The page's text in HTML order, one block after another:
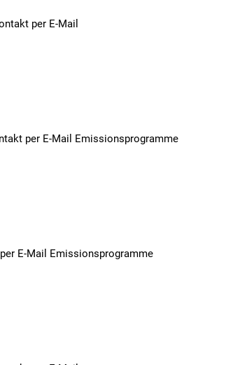
per E-Mail
per E-Mail Emissionsprogramme
E-Mail Emissionsprogramme